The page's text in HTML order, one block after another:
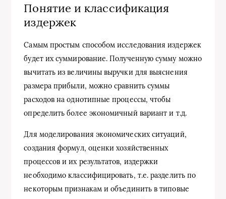
Понятие и классификация
издержек
Самым простым способом исследования издержек
будет их суммирование. Полученную сумму можно
вычитать из величины выручки для выяснения
размера прибыли, можно сравнить суммы
расходов на однотипные процессы, чтобы
определить более экономичный вариант и т.д.
Для моделирования экономических ситуаций,
создания формул, оценки хозяйственных
процессов и их результатов, издержки
необходимо классифицировать, т.е. разделить по
некоторым признакам и объединить в типовые